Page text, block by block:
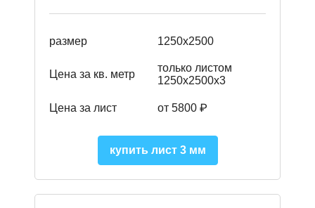
размер 1250х2500
Цена за кв. метр
только листом
1250х2500х3
Цена за лист от 5800 ₽
купить лист 3 мм